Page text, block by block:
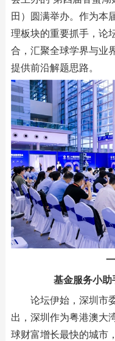
田）圆满举办。作为本
理板块的重要抓手，论
合，汇聚全球学界与业
提供前沿解题思路。
基金服务小
论坛伊始，深圳市
出，深圳作为粤港澳大
球财富增长最快的城市